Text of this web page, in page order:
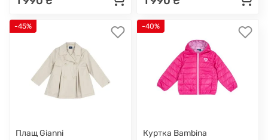
-45%
Плащ Gianni
-40%
Куртка Bambina